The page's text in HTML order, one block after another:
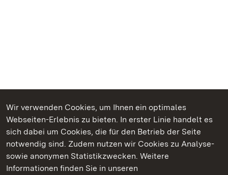
Wir verwenden Cookies, um Ihnen ein optimales
Webseiten-Erlebnis zu bieten. In erster Linie handelt es
sich dabei um Cookies, die für den Betrieb der Seite
notwendig sind. Zudem nutzen wir Cookies zu Analyse-
sowie anonymen Statistikzwecken. Weitere
Informationen finden Sie in unseren
Kommen. Staunen. Genießen.